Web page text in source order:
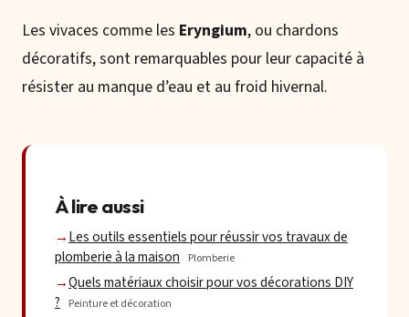
Les vivaces comme les Eryngium, ou chardons
décoratifs, sont remarquables pour leur capacité à
résister au manque d’eau et au froid hivernal.
À lire aussi
Les outils essentiels pour réussir vos travaux de
plomberie à la maison
Plomberie
Quels matériaux choisir pour vos décorations DIY
? Peinture et décoration